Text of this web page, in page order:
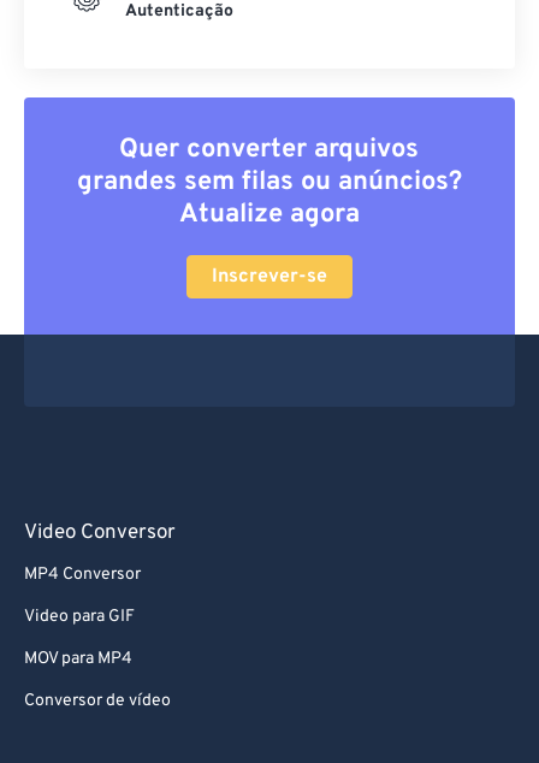
Autenticação
Quer converter arquivos
grandes sem filas ou anúncios?
Atualize agora
Inscrever-se
Video Conversor
MP4 Conversor
Video para GIF
MOV para MP4
Conversor de vídeo